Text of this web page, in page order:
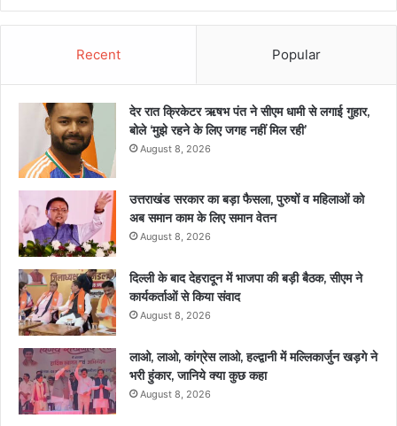
Recent Popular
देर रात क्रिकेटर ऋषभ पंत ने सीएम धामी से लगाई गुहार,
बोले ‘मुझे रहने के लिए जगह नहीं मिल रही’
August 8, 2026
उत्तराखंड सरकार का बड़ा फैसला, पुरुषों व महिलाओं को
अब समान काम के लिए समान वेतन
August 8, 2026
दिल्ली के बाद देहरादून में भाजपा की बड़ी बैठक, सीएम ने
कार्यकर्ताओं से किया संवाद
August 8, 2026
लाओ, लाओ, कांग्रेस लाओ, हल्द्वानी में मल्लिकार्जुन खड़गे ने
भरी हुंकार, जानिये क्या कुछ कहा
August 8, 2026